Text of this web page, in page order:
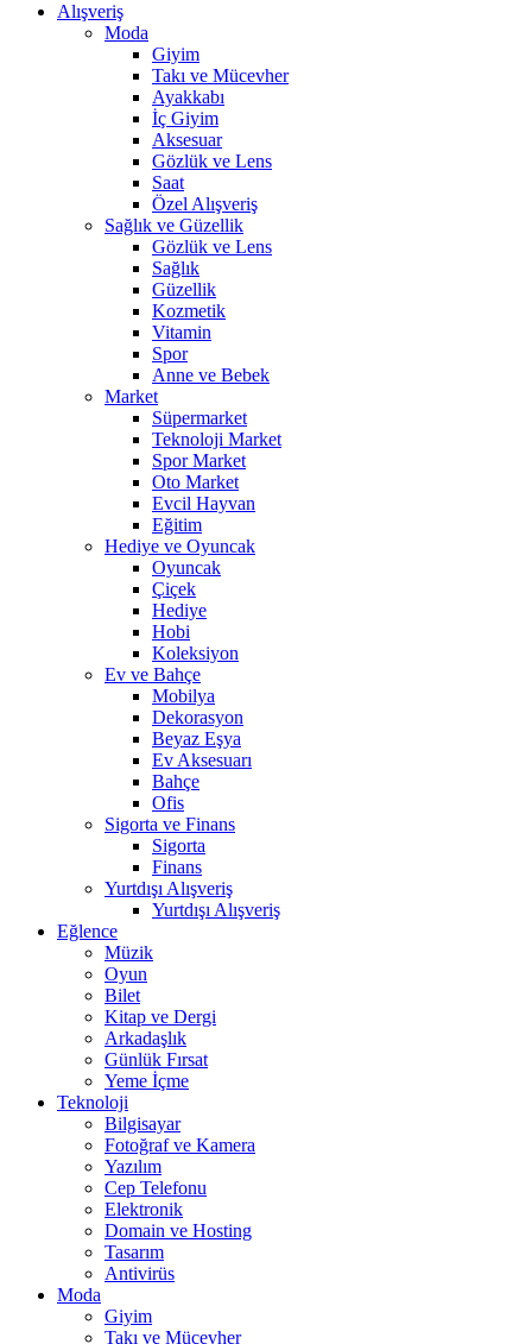
Alışveriş
Moda
Giyim
Takı ve Mücevher
Ayakkabı
İç Giyim
Aksesuar
Gözlük ve Lens
Saat
Özel Alışveriş
Sağlık ve Güzellik
Gözlük ve Lens
Sağlık
Güzellik
Kozmetik
Vitamin
Spor
Anne ve Bebek
Market
Süpermarket
Teknoloji Market
Spor Market
Oto Market
Evcil Hayvan
Eğitim
Hediye ve Oyuncak
Oyuncak
Çiçek
Hediye
Hobi
Koleksiyon
Ev ve Bahçe
Mobilya
Dekorasyon
Beyaz Eşya
Ev Aksesuarı
Bahçe
Ofis
Sigorta ve Finans
Sigorta
Finans
Yurtdışı Alışveriş
Yurtdışı Alışveriş
Eğlence
Müzik
Oyun
Bilet
Kitap ve Dergi
Arkadaşlık
Günlük Fırsat
Yeme İçme
Teknoloji
Bilgisayar
Fotoğraf ve Kamera
Yazılım
Cep Telefonu
Elektronik
Domain ve Hosting
Tasarım
Antivirüs
Moda
Giyim
Takı ve Mücevher